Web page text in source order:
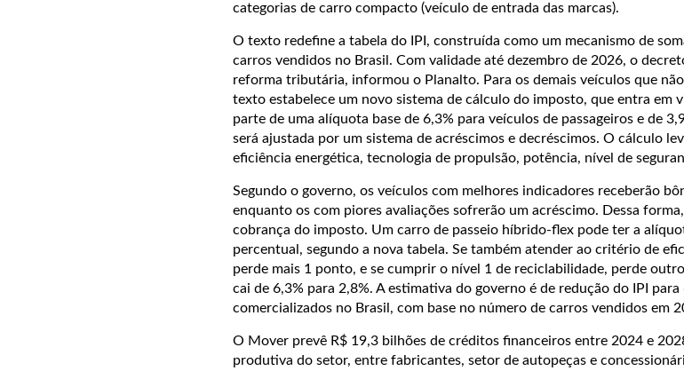
categorias de carro compacto (veículo de entrada das marcas).
O texto redefine a tabela do IPI, construída como um mecanismo de
carros vendidos no Brasil. Com validade até dezembro de 2026, o
reforma tributária, informou o Planalto. Para os demais veículos que
texto estabelece um novo sistema de cálculo do imposto, que entra em
parte de uma alíquota base de 6,3% para veículos de passageiros e de
será ajustada por um sistema de acréscimos e decréscimos. O cálculo
eficiência energética, tecnologia de propulsão, potência, nível de
Segundo o governo, os veículos com melhores indicadores receberão
enquanto os com piores avaliações sofrerão um acréscimo. Dessa
cobrança do imposto. Um carro de passeio híbrido-flex pode ter a
percentual, segundo a nova tabela. Se também atender ao critério de
perde mais 1 ponto, e se cumprir o nível 1 de reciclabilidade, perde
cai de 6,3% para 2,8%. A estimativa do governo é de redução do IPI
comercializados no Brasil, com base no número de carros vendidos em
O Mover prevê R$ 19,3 bilhões de créditos financeiros entre 2024 e
produtiva do setor, entre fabricantes, setor de autopeças e